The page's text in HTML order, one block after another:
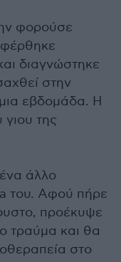
φορούσε
διαγνώστηκε
στην
εβδομάδα. Η
της
άλλο
του. Αφού πήρε
προέκυψε
τραύμα και θα
στο